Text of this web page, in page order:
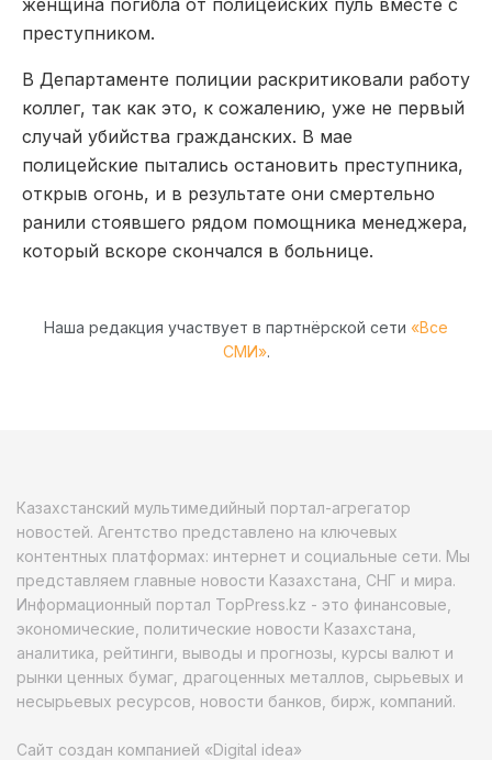
преступником.
В Департаменте полиции раскритиковали работу
коллег, так как это, к сожалению, уже не первый
случай убийства гражданских. В мае
полицейские пытались остановить преступника,
открыв огонь, и в результате они смертельно
ранили стоявшего рядом помощника менеджера,
который вскоре скончался в больнице.
Наша редакция участвует в партнёрской сети «Все
СМИ».
Казахстанский мультимедийный портал-агрегатор
новостей. Агентство представлено на ключевых
контентных платформах: интернет и социальные сети. Мы
представляем главные новости Казахстана, СНГ и мира.
Информационный портал TopPress.kz - это финансовые,
экономические, политические новости Казахстана,
аналитика, рейтинги, выводы и прогнозы, курсы валют и
рынки ценных бумаг, драгоценных металлов, сырьевых и
несырьевых ресурсов, новости банков, бирж, компаний.
Сайт создан компанией «Digital idea»